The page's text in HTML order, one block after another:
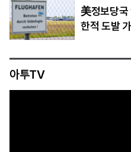
美정보당국
한적 도발
아투TV